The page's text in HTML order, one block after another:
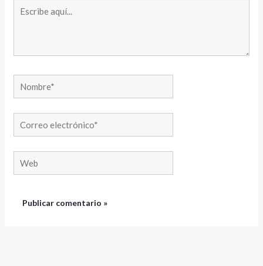
Nombre*
Correo
electrónico*
Web